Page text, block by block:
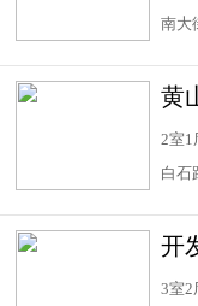
南大
2室1
白石
3室2